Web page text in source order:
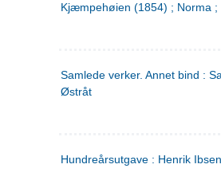
Kjæmpehøien (1854) ; Norma ;
Samlede verker. Annet bind :
Østråt
Hundreårsutgave : Henrik